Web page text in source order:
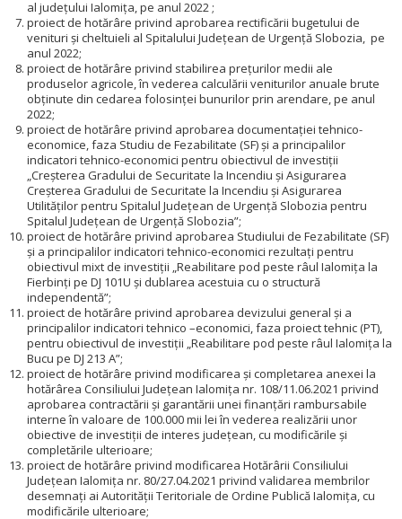
al județului Ialomița, pe anul 2022 ;
proiect de hotărâre privind aprobarea rectificării bugetului de
venituri și cheltuieli al Spitalului Județean de Urgență Slobozia, pe
anul 2022;
proiect de hotărâre privind stabilirea preţurilor medii ale
produselor agricole, în vederea calculării veniturilor anuale brute
obţinute din cedarea folosinţei bunurilor prin arendare, pe anul
2022;
proiect de hotărâre privind aprobarea documentației tehnico-
economice, faza Studiu de Fezabilitate (SF) şi a principalilor
indicatori tehnico-economici pentru obiectivul de investiţii
„Creșterea Gradului de Securitate la Incendiu și Asigurarea
Creșterea Gradului de Securitate la Incendiu și Asigurarea
Utilităților pentru Spitalul Județean de Urgență Slobozia pentru
Spitalul Județean de Urgență Slobozia”;
proiect de hotărâre privind aprobarea Studiului de Fezabilitate (SF)
şi a principalilor indicatori tehnico-economici rezultați pentru
obiectivul mixt de investiţii „Reabilitare pod peste râul Ialomița la
Fierbinți pe DJ 101U și dublarea acestuia cu o structură
independentă”;
proiect de hotărâre privind aprobarea devizului general și a
principalilor indicatori tehnico –economici, faza proiect tehnic (PT),
pentru obiectivul de investiții „Reabilitare pod peste râul Ialomița la
Bucu pe DJ 213 A”;
proiect de hotărâre privind modificarea și completarea anexei la
hotărârea Consiliului Județean Ialomița nr. 108/11.06.2021 privind
aprobarea contractării și garantării unei finanțări rambursabile
interne în valoare de 100.000 mii lei în vederea realizării unor
obiective de investiții de interes județean, cu modificările și
completările ulterioare;
proiect de hotărâre privind modificarea Hotărârii Consiliului
Județean Ialomița nr. 80/27.04.2021 privind validarea membrilor
desemnați ai Autorității Teritoriale de Ordine Publică Ialomița, cu
modificările ulterioare;